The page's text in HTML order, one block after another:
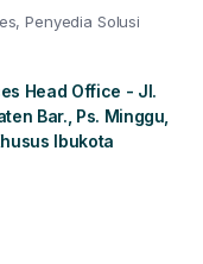
Penyedia Solusi
Head Office - Jl.
Bar., Ps. Minggu,
Ibukota